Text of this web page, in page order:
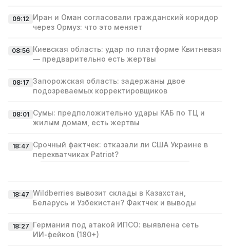
09:12 Иран и Оман согласовали гражданский коридор
через Ормуз: что это меняет
08:56 Киевская область: удар по платформе Квитневая
— предварительно есть жертвы
08:17 Запорожская область: задержаны двое
подозреваемых корректировщиков
08:01 Сумы: предположительно удары КАБ по ТЦ и
жилым домам, есть жертвы
18:47 Срочный фактчек: отказали ли США Украине в
перехватчиках Patriot?
18:47 Wildberries вывозит склады в Казахстан,
Беларусь и Узбекистан? Фактчек и выводы
18:27 Германия под атакой ИПСО: выявлена сеть
ИИ‑фейков (180+)